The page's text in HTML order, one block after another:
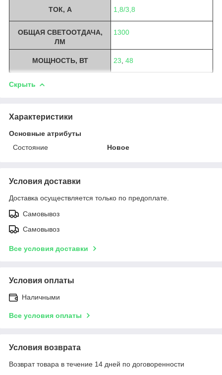
ТОК, A 1,8/3,8
ОБЩАЯ СВЕТООТДАЧА,
ЛМ
1300
МОЩНОСТЬ, ВТ 23 48
Скрыть
Характеристики
Основные атрибуты
Состояние
Новое
Условия доставки
Доставка осуществляется только по предоплате.
Самовывоз
Самовывоз
Все условия доставки
Условия оплаты
Наличными
Все условия оплаты
Условия возврата
Возврат товара в течение 14 дней по договоренности